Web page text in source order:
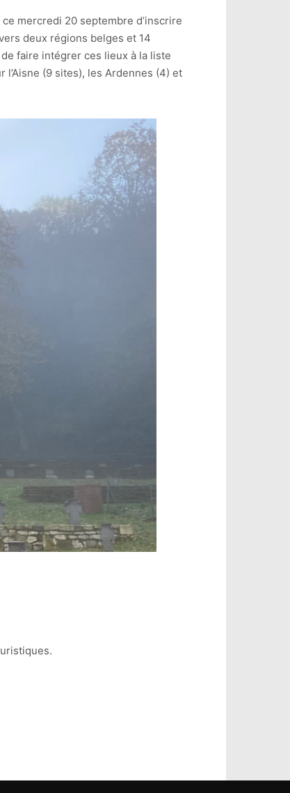
mercredi 20 septembre d’inscrire
deux régions belges et 14
de faire intégrer ces lieux à la liste
(9 sites), les Ardennes (4) et